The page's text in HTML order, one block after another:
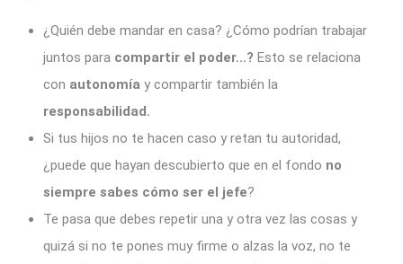
¿Quién debe mandar en casa? ¿Cómo podrían trabajar
juntos para compartir el poder…? Esto se relaciona
con autonomía y compartir también la
responsabilidad.
Si tus hijos no te hacen caso y retan tu autoridad,
¿puede que hayan descubierto que en el fondo no
siempre sabes cómo ser el jefe?
Te pasa que debes repetir una y otra vez las cosas y
quizá si no te pones muy firme o alzas la voz, no te